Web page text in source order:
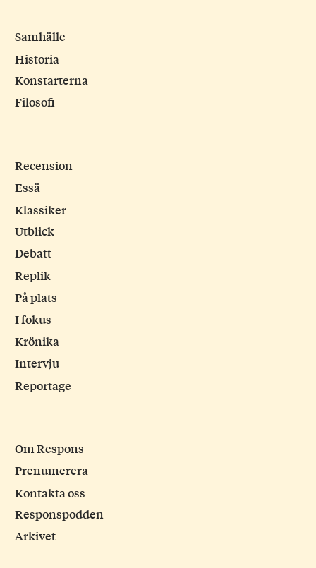
Samhälle
Historia
Konstarterna
Filosofi
Recension
Essä
Klassiker
Utblick
Debatt
Replik
På plats
I fokus
Krönika
Intervju
Reportage
Om Respons
Prenumerera
Kontakta oss
Responspodden
Arkivet